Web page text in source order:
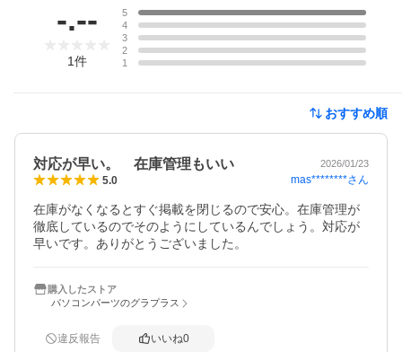
-.--
1件
5
4
3
2
1
おすすめ順
対応が早い。 在庫管理もいい 2026/01/23
5.0 mas********さん
在庫がなくなるとすぐ掲載を閉じるので安心。在庫管理が
徹底しているのでそのようにしているんでしょう。対応が
早いです。ありがとうございました。
購入したストア
パソコンパーツのグラプラス
違反報告 いいね0